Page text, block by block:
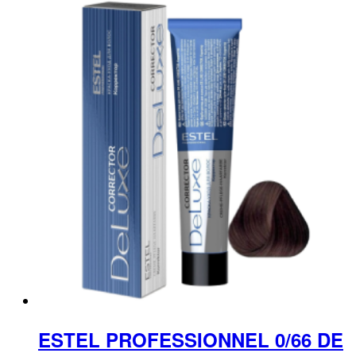
ESTEL PROFESSIONNEL 0/66 DE